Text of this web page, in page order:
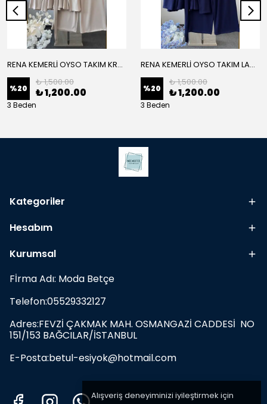
Alışveriş deneyiminizi iyileştirmek için
RENA KEMERLİ OYSO TAKIM KREM
%20
₺ 1,500.00
₺ 1,200.00
3 Beden
RENA KEMERLİ OYSO TAKIM LACİVERT
%20
₺ 1,500.00
₺ 1,200.00
3 Beden
Kategoriler
Hesabım
Kurumsal
Fİrma Adı: Moda Betçe
Telefon:05529332127
Adres:FEVZİ ÇAKMAK MAH. OSMANGAZİ CADDESİ NO
151/153 BAĞCILAR/İSTANBUL
E-Posta:betul-esiyok@hotmail.com